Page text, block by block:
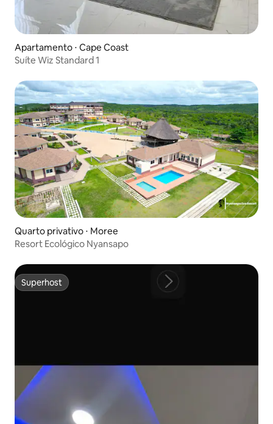
Apartamento ⋅ Cape Coast
Suíte Wiz Standard 1
Quarto privativo ⋅ Moree
Resort Ecológico Nyansapo
Superhost
Superhost